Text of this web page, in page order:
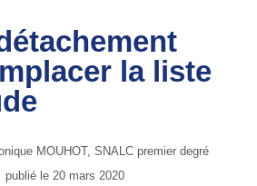
la liste
MOUHOT, SNALC premier degré
publié le 20 mars 2020